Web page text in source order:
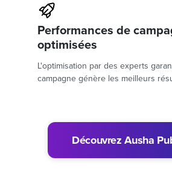
Performances de
optimisées
L'optimisation par des experts
campagne génère les meilleurs
Découvrez Ausha